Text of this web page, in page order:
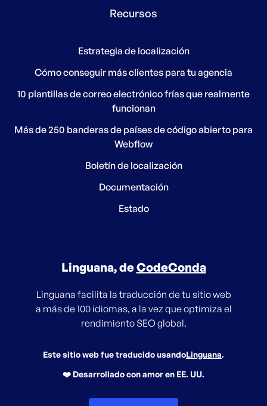
Recursos
Estrategia de localización
Cómo conseguir más clientes para tu agencia
10 plantillas de correo electrónico frías que realmente
funcionan
Más de 250 banderas de países de código abierto para
Webflow
Boletín de localización
Documentación
Estado
Linguana, deCodeConda
Linguana facilita la traducción de tu sitio web
a más de 100 idiomas, a la vez que optimiza el
rendimiento SEO global.
Este sitio web fue traducido usandoLinguana.
❤️ Desarrollado con amor en EE. UU.